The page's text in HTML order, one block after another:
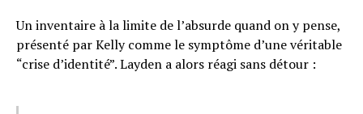
Un inventaire à la limite de l’absurde quand on y pense,
présenté par Kelly comme le symptôme d’une véritable
“crise d’identité”. Layden a alors réagi sans détour :